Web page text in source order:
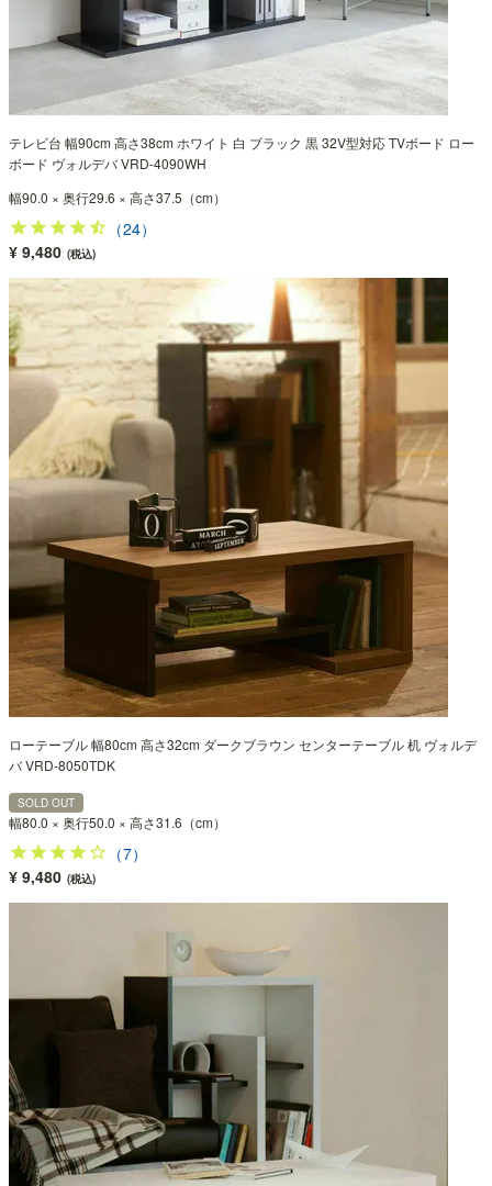
テレビ台 幅90cm 高さ38cm ホワイト 白 ブラック 黒 32V型対応 TVボード ロー
ボード ヴォルデバ VRD-4090WH
幅90.0 × 奥行29.6 × 高さ37.5（cm）
（24）
¥ 9,480 (税込)
ローテーブル 幅80cm 高さ32cm ダークブラウン センターテーブル 机 ヴォルデ
バ VRD-8050TDK
SOLD OUT
幅80.0 × 奥行50.0 × 高さ31.6（cm）
（7）
¥ 9,480 (税込)